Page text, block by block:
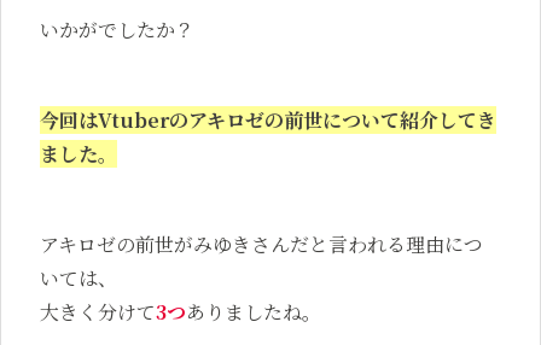
いかがでしたか？
今回はVtuberのアキロゼの前世について紹介してき
ました。
アキロゼの前世がみゆきさんだと言われる理由につ
いては、
大きく分けて3つありましたね。